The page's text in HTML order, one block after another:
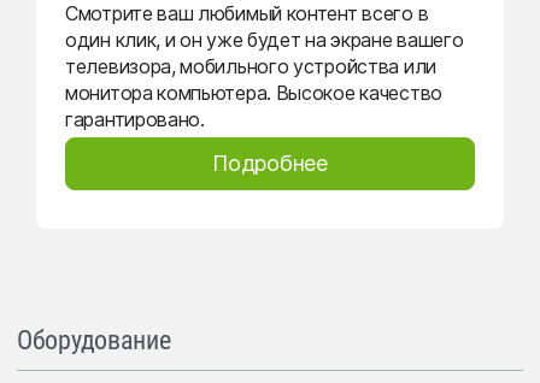
Смотрите ваш любимый контент всего в
один клик, и он уже будет на экране вашего
телевизора, мобильного устройства или
монитора компьютера. Высокое качество
гарантировано.
Подробнее
Оборудование